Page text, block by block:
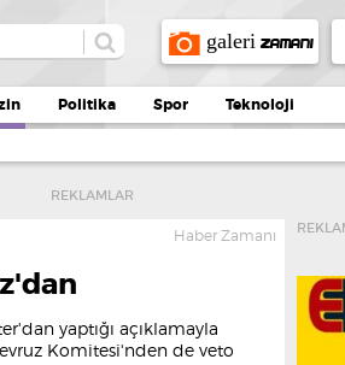
galeri ZAMANI
Politika Spor Teknoloji
REKLAMLAR
Haber Zamanı
yaptığı açıklamayla
Komitesi'nden de veto